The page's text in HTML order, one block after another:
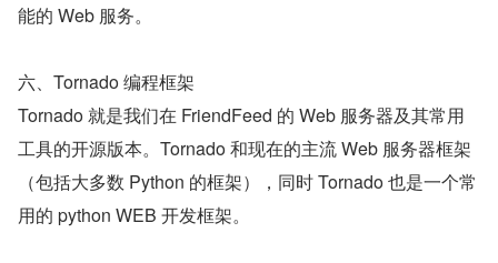
能的 Web 服务。
六、Tornado 编程框架
Tornado 就是我们在 FriendFeed 的 Web 服务器及其常用
工具的开源版本。Tornado 和现在的主流 Web 服务器框架
（包括大多数 Python 的框架），同时 Tornado 也是一个常
用的 python WEB 开发框架。